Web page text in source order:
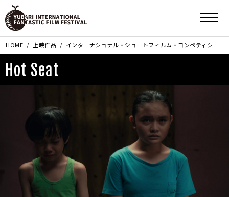
HOME 上映作品 インターナショナル・ショートフィルム・コンペティション部門
Hot Seat